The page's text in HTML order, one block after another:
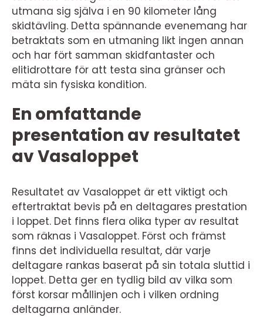
utmana sig själva i en 90 kilometer lång
skidtävling. Detta spännande evenemang har
betraktats som en utmaning likt ingen annan
och har fört samman skidfantaster och
elitidrottare för att testa sina gränser och
mäta sin fysiska kondition.
En omfattande
presentation av resultatet
av Vasaloppet
Resultatet av Vasaloppet är ett viktigt och
eftertraktat bevis på en deltagares prestation
i loppet. Det finns flera olika typer av resultat
som räknas i Vasaloppet. Först och främst
finns det individuella resultat, där varje
deltagare rankas baserat på sin totala sluttid i
loppet. Detta ger en tydlig bild av vilka som
först korsar mållinjen och i vilken ordning
deltagarna anländer.